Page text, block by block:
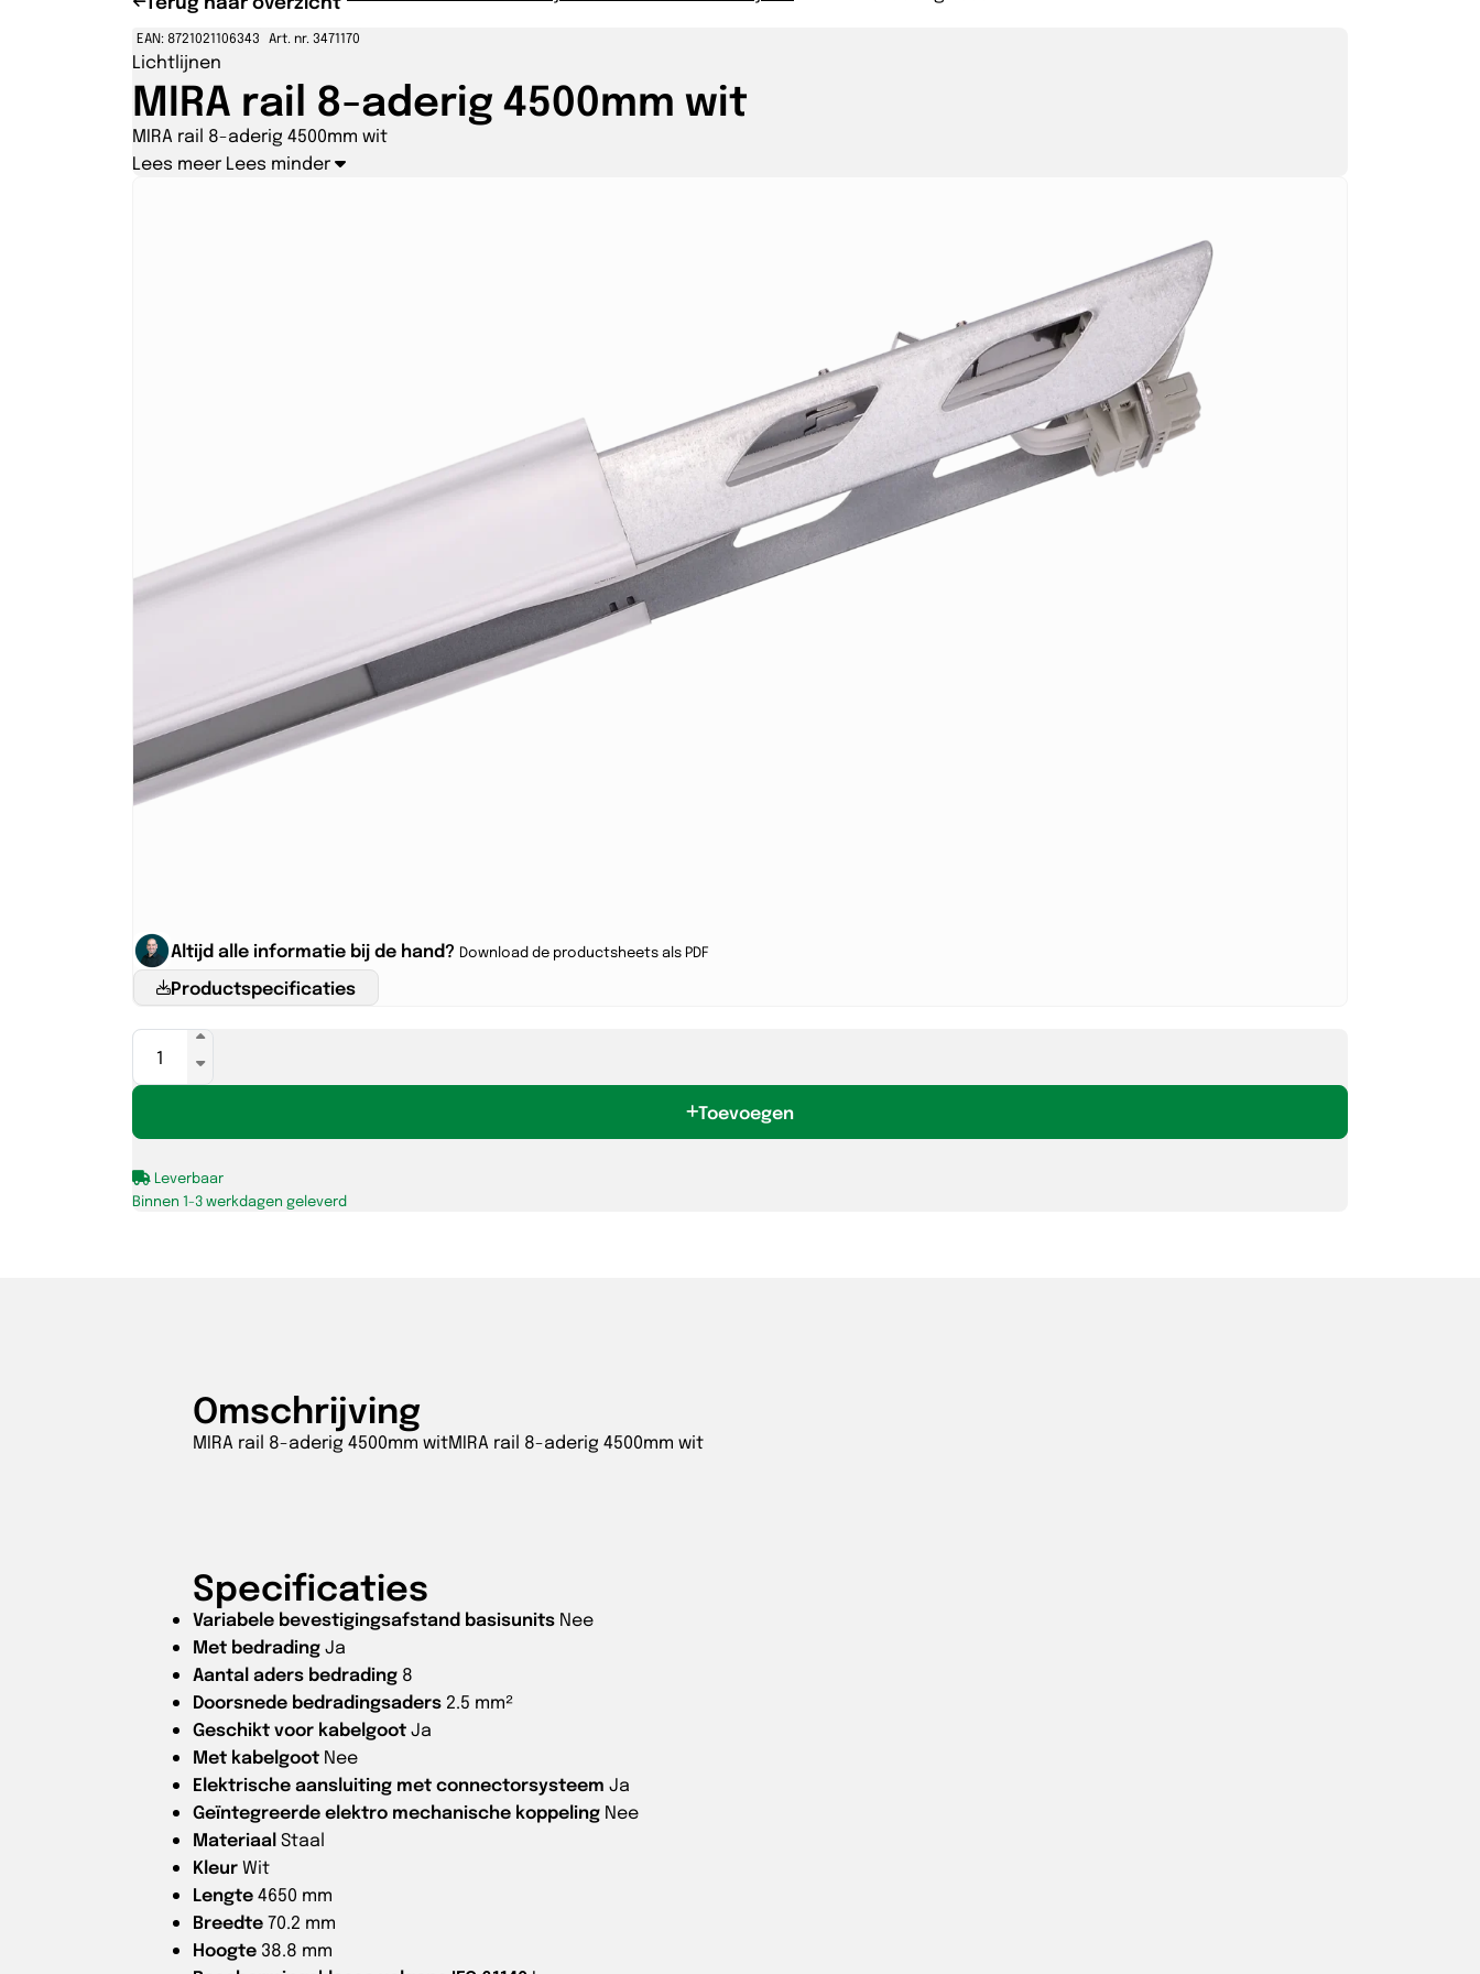
EAN: 8721021106343 Art. nr. 3471170
Lichtlijnen
MIRA rail 8-aderig 4500mm wit
MIRA rail 8-aderig 4500mm wit
Lees meer Lees minder
Altijd alle informatie bij de hand? Download de productsheets als PDF
Productspecificaties
8-
wit
aantal
Toevoegen
Leverbaar
Binnen 1-3 werkdagen geleverd
Omschrijving
MIRA rail 8-aderig 4500mm witMIRA rail 8-aderig 4500mm wit
Specificaties
Variabele bevestigingsafstand basisunits Nee
Met bedradingJa
Aantal aders bedrading 8
Doorsnede bedradingsaders 2.5 mm²
Geschikt voor kabelgootJa
Met kabelgoot Nee
Elektrische aansluiting met connectorsysteem Ja
Geïntegreerde elektro mechanische koppeling Nee
MateriaalStaal
KleurWit
Lengte4650 mm
Breedte70.2 mm
Hoogte 38.8 mm